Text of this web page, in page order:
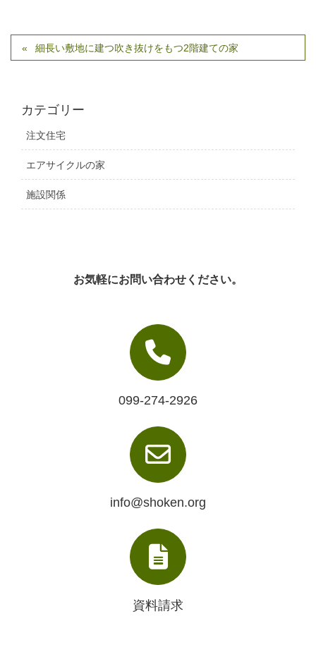
細長い敷地に建つ吹き抜けをもつ2階建ての家
カテゴリー
注文住宅
エアサイクルの家
施設関係
お気軽にお問い合わせください。
099-274-2926
info@shoken.org
資料請求